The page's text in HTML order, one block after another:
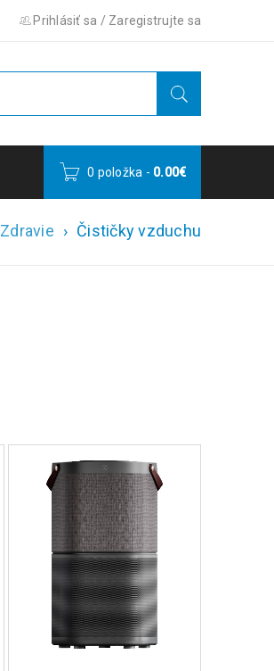
Prihlásiť sa / Zaregistrujte sa
0 položka - 0.00€
Zdravie › Čističky vzduchu